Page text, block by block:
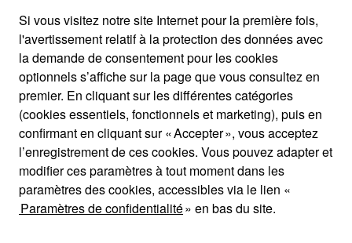
Si vous visitez notre site Internet pour la première fois,
l'avertissement relatif à la protection des données avec
la demande de consentement pour les cookies
optionnels s’affiche sur la page que vous consultez en
premier. En cliquant sur les différentes catégories
(cookies essentiels, fonctionnels et marketing), puis en
confirmant en cliquant sur « Accepter », vous acceptez
l’enregistrement de ces cookies. Vous pouvez adapter et
modifier ces paramètres à tout moment dans les
paramètres des cookies, accessibles via le lien «
Paramètres de confidentialité» en bas du site.